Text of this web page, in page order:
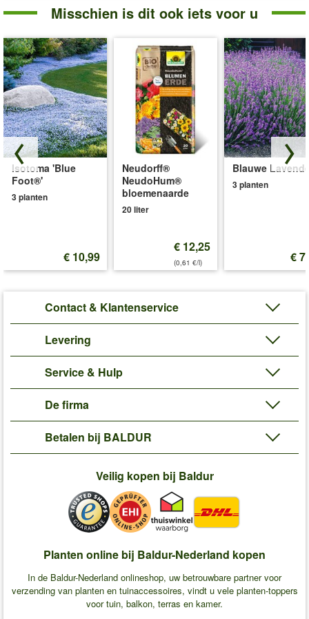
Misschien is dit ook iets voor u
Isotoma 'Blue
Foot®'
3 planten
€ 10,99
Neudorff®
NeudoHum®
bloemenaarde
20 liter
€ 12,25
(0,61 €/l)
Blauwe
3 planten
€
Contact & Klantenservice
Levering
Service & Hulp
De firma
Betalen bij BALDUR
Veilig kopen bij Baldur
Planten online bij Baldur-Nederland kopen
In de Baldur-Nederland onlineshop, uw betrouwbare partner voor
verzending van planten en tuinaccessoires, vindt u vele planten-toppers
voor tuin, balkon, terras en kamer.